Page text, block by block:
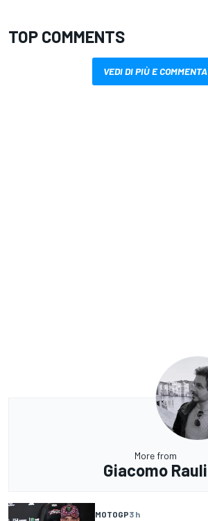
TOP COMMENTS
VEDI DI PIÙ E COMMENTA
More from
Giacomo Rauli
MOTOGP3 h